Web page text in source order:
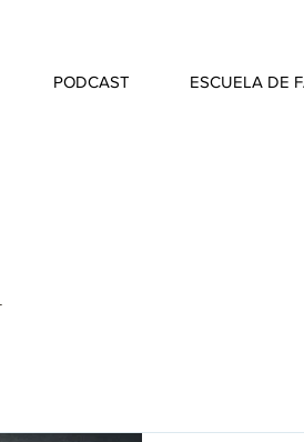
PODCAST ESCUELA DE